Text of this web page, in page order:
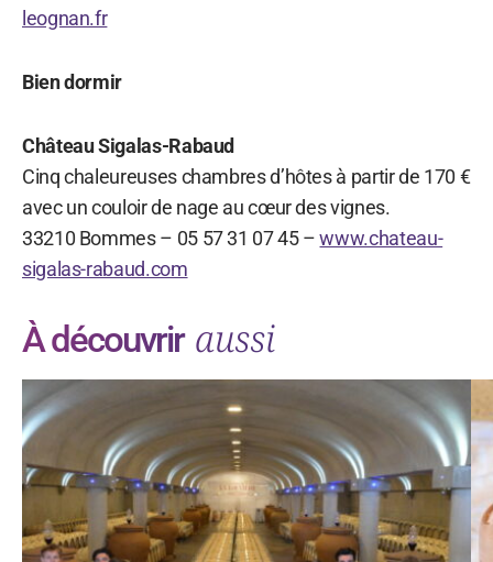
leognan.fr
Bien dormir
Château Sigalas-Rabaud
Cinq chaleureuses chambres d’hôtes à partir de 170 €
avec un couloir de nage au cœur des vignes.
33210 Bommes – 05 57 31 07 45 –www.chateau-
sigalas-rabaud.com
À découvrir aussi